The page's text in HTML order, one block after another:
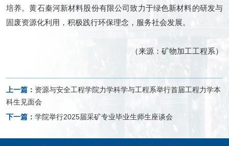
培养。黄石秦河新材料股份有限公司致力于绿色新材料的研发与
固废资源化利用，积极践行环保理念，服务社会发展。
（来源：矿物加工工程系）
上一篇： 资源与安全工程学院力学科学与工程系举行首届工程力学本
科生见面会
下一篇： 学院举行2025届采矿专业毕业生师生座谈会